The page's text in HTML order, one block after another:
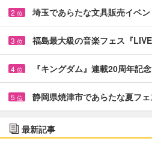
2 位 埼玉であらたな文具販売イベ
3 位 福島最大級の音楽フェス『
4 位 『キングダム』連載20周年記
5 位 静岡県焼津市であらたな夏フ
最新記事